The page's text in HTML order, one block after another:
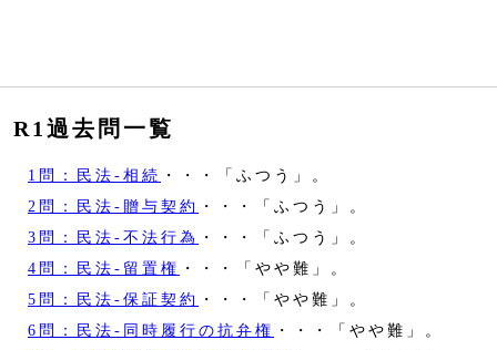
R1過去問一覧
1問：民法‐相続 ・・・「ふつう」。
2問：民法‐贈与契約
・・・「ふつう」。
3問：民法‐不法行為
・・・「ふつう」。
4問：民法‐留置権 ・・・「やや難」。
5問：民法‐保証契約
・・・「やや難」。
6問：民法‐同時履行の抗弁権 ・・・「やや難」。